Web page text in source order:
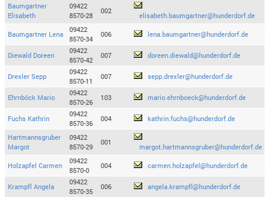
Baumgartner
Elisabeth
09422
8570-28
002
elisabeth.baumgartner@hunderdorf.de
Baumgartner Lena
09422
8570-34
006 lena.baumgartner@hunderdorf.de
Diewald Doreen
09422
8570-42
007 doreen.diewald@hunderdorf.de
Drexler Sepp
09422
8570-11
007 sepp.drexler@hunderdorf.de
Ehrnböck Mario
09422
8570-26
103 mario.ehrnboeck@hunderdorf.de
Fuchs Kathrin
09422
8570-36
004 kathrin.fuchs@hunderdorf.de
Hartmannsgruber
Margot
09422
8570-29
001
margot.hartmannsgruber@hunderdorf.de
Holzapfel Carmen
09422
8570-0
004 carmen.holzapfel@hunderdorf.de
Krampfl Angela
09422
8570-35
006 angela.krampfl@hunderdorf.de